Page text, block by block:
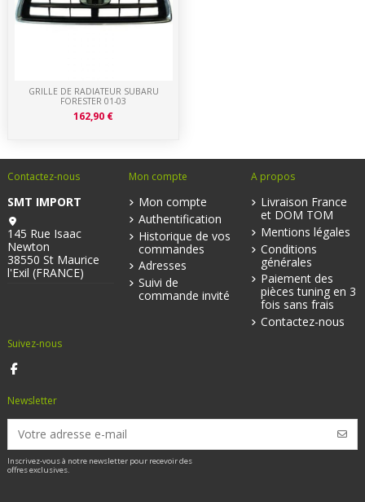
GRILLE DE RADIATEUR SUBARU
FORESTER 01-03
162,90 €
Contactez-nous
SMT IMPORT
145 Rue Isaac
Newton
38550 St Maurice
l'Exil (FRANCE)
Mon compte
Mon compte
Authentification
Historique de vos
commandes
Adresses
Suivi de
commande invité
A propos
Livraison France
et DOM TOM
Mentions légales
Conditions
générales
Paiement des
pièces tuning en 3
fois sans frais
Contactez-nous
Suivez-nous
Newsletter
Inscrivez-vous à notre newsletter pour recevoir des
offres exclusives.